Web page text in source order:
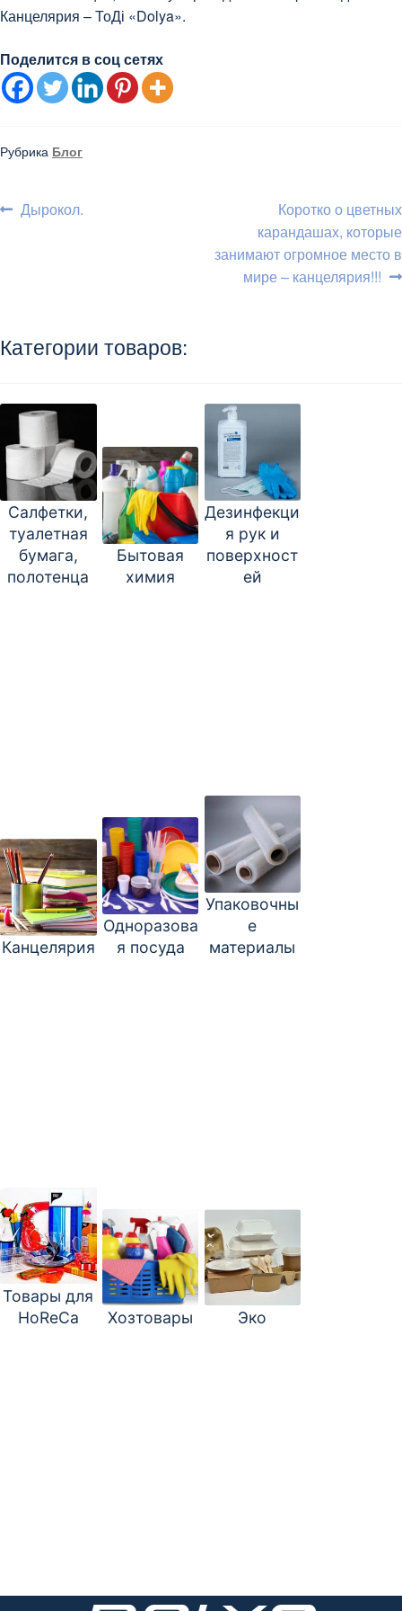
Канцелярия – ТоДі «Dolya».
Поделится в соц сетях
Рубрика Блог
Навигация
Предыдущий:
Дырокол. Следующий:
Коротко о цветных
карандашах, которые
занимают огромное место в
мире – канцелярия!!!
Категории товаров:
Салфетки,
туалетная
бумага,
полотенца
Бытовая
химия
Дезинфекци
я рук и
поверхност
ей
Канцелярия
Одноразова
я посуда
Упаковочны
е
материалы
Товары для
HoReCa
Хозтовары Эко